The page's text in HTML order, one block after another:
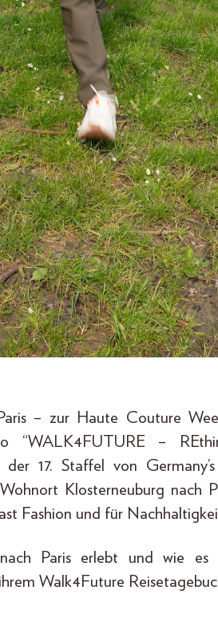
– zur Haute Couture
“WALK4FUTURE –
17. Staffel von
Klosterneuburg nach
Fashion und für
Paris erlebt und wie es
Walk4Future